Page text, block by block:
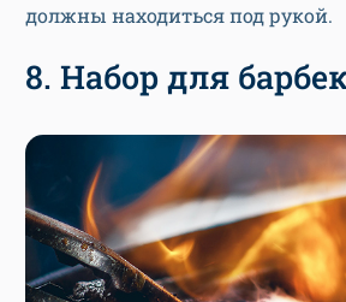
должны находиться под рукой.
8. Набор для